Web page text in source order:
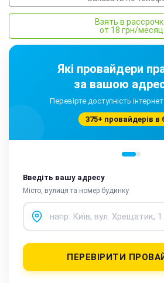
Взять в
от 18 грн/месяц
Які провайдери
за вашою
Перевірте доступність
375+ провайдерів в
Введіть вашу адресу
Місто, вулиця та номер будинку
ПЕРЕВІРИТИ